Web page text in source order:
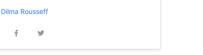
Dilma Rousseff